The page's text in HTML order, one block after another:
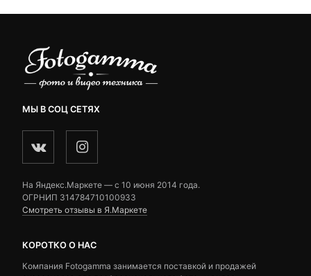
МЫ В СОЦ СЕТЯХ
На Яндекс.Маркете — c 10 июня 2014 года.
ОГРНИП 314784710100933
Смотреть отзывы в Я.Маркете
КОРОТКО О НАС
Компания Fotogamma занимается поставкой и продажей